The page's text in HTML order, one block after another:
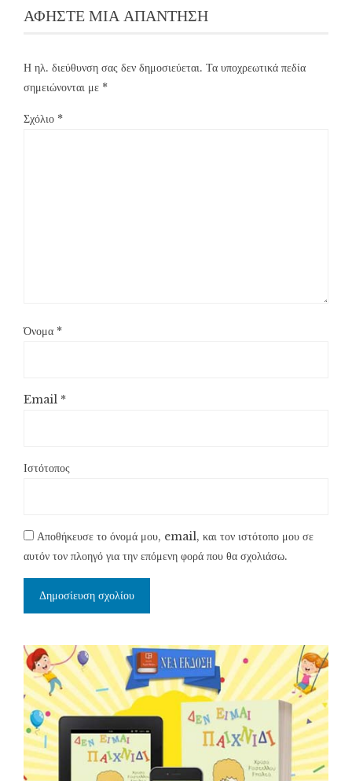
ΑΦΉΣΤΕ ΜΙΑ ΑΠΆΝΤΗΣΗ
Η ηλ. διεύθυνση σας δεν δημοσιεύεται. Τα υποχρεωτικά πεδία
σημειώνονται με *
Σχόλιο *
Όνομα *
Email *
Ιστότοπος
Αποθήκευσε το όνομά μου, email, και τον ιστότοπο μου σε
αυτόν τον πλοηγό για την επόμενη φορά που θα σχολιάσω.